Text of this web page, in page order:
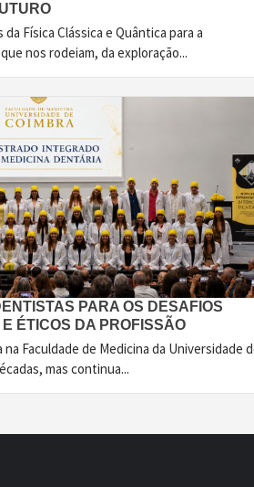
Física Clássica e Quântica para a
nos rodeiam, da exploração...
PARA OS DESAFIOS
ÉTICOS DA PROFISSÃO
Faculdade de Medicina da Universidade
mas continua...